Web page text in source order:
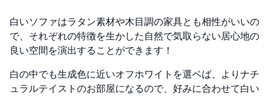
白いソファはラタン素材や木目調の家具とも相性がいいの
で、それぞれの特徴を生かした自然で気取らない居心地の
良い空間を演出することができます！
白の中でも生成色に近いオフホワイトを選ベば、よりナチ
ュラルテイストのお部屋になるので、好みに合わせて白い